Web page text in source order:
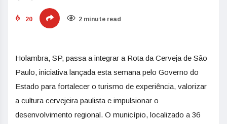
20 2 minute read
Holambra, SP, passa a integrar a Rota da Cerveja de São
Paulo, iniciativa lançada esta semana pelo Governo do
Estado para fortalecer o turismo de experiência, valorizar
a cultura cervejeira paulista e impulsionar o
desenvolvimento regional. O município, localizado a 36